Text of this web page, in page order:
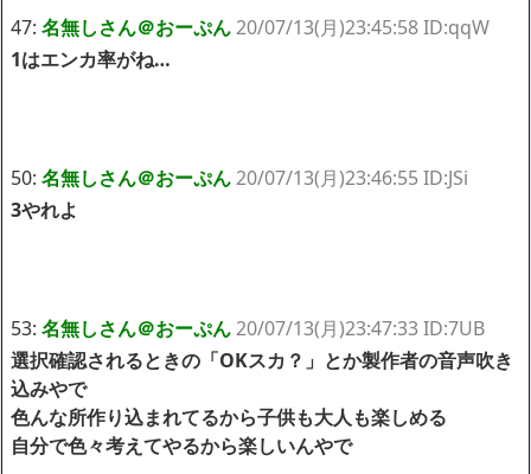
47: 名無しさん＠おーぷん20/07/13(月)23:45:58 ID:qqW
1はエンカ率がね…
50: 名無しさん＠おーぷん20/07/13(月)23:46:55 ID:JSi
3やれよ
53: 名無しさん＠おーぷん20/07/13(月)23:47:33 ID:7UB
選択確認されるときの「OKスカ？」とか製作者の音声吹き
込みやで
色んな所作り込まれてるから子供も大人も楽しめる
自分で色々考えてやるから楽しいんやで